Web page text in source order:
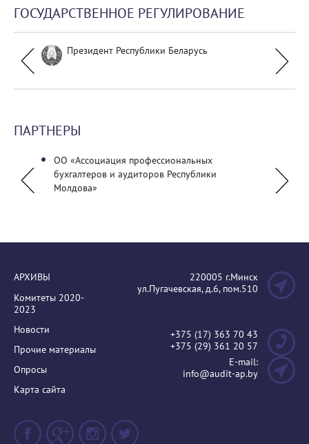
ГОСУДАРСТВЕННОЕ РЕГУЛИРОВАНИЕ
Президент Республики Беларусь
ПАРТНЕРЫ
ОО «Ассоциация профессиональных
бухгалтеров и аудиторов Республики
Молдова»
АРХИВЫ
Комитеты 2020-
2023
Новости
Прочие материалы
Опросы
Карта сайта
220005 г.Минск
ул.Пугачевская, д.6, пом.510
+375 (17) 363 70 43
+375 (29) 361 20 57
E-mail:
info@audit-ap.by